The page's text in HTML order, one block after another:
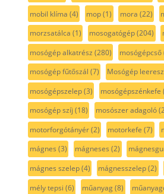
mobil klíma (4) mop(1) mora (22)
morzsatálca (1) mosogatógép(204)
mosógép alkatrész (280) mosógépcső
mosógép fűtőszál (7) Mosógép
mosógépszelep(3) mosógépszénkefe
mosógép szíj (18) mosószer adagoló
motorforgótányér(2) motorkefe (7)
mágnes (3) mágneses (2)
mágnes szelep(4) mágnesszelep(2)
mély tepsi (6) műanyag(8)